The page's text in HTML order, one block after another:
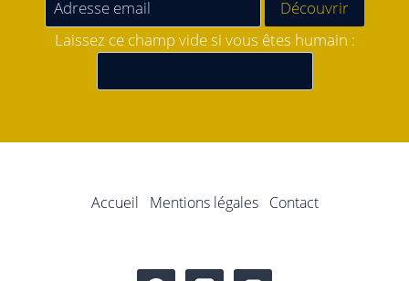
Laissez ce champ vide si vous êtes humain :
Accueil Mentions légales Contact